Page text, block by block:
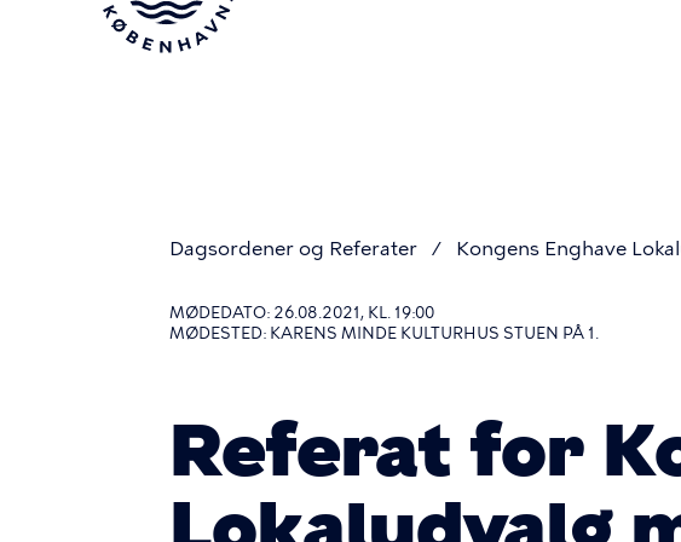
Dagsordener og Referater Kongens Enghave
MØDEDATO: 26.08.2021, KL. 19:00
MØDESTED: KARENS MINDE KULTURHUS STUEN PÅ 1.
Referat for